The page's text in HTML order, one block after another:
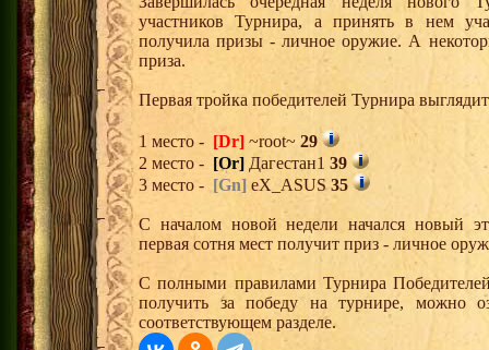
участников Турнира, а принять в нем
получила призы - личное оружие. А
приза.
Первая тройка победителей Турнира
1 место - [Dr] ~root~ 29
2 место - [Or] Дагестан1 39
3 место - [Gn] eX_ASUS35
С началом новой недели начался новый
первая сотня мест получит приз - личное
С полными правилами Турнира
получить за победу на турнире, можно
соответствующем разделе.